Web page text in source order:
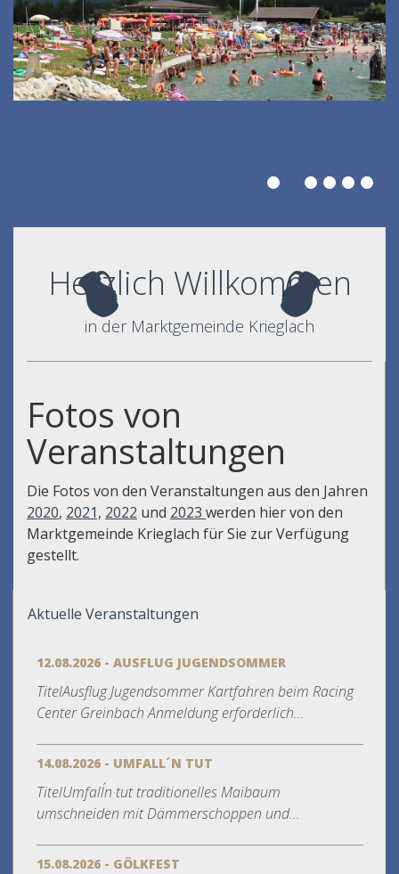
Herzlich Willkommen
in der Marktgemeinde Krieglach
Fotos von
Veranstaltungen
Die Fotos von den Veranstaltungen aus den Jahren
2020, 2021, 2022 und 2023 werden hier von den
Marktgemeinde Krieglach für Sie zur Verfügung
gestellt.
Aktuelle Veranstaltungen
12.08.2026 - AUSFLUG JUGENDSOMMER
TitelAusflug Jugendsommer Kartfahren beim Racing
Center Greinbach Anmeldung erforderlich...
14.08.2026 - UMFALL´N TUT
TitelUmfall´n tut traditionelles Maibaum
umschneiden mit Dämmerschoppen und...
15.08.2026 - GÖLKFEST